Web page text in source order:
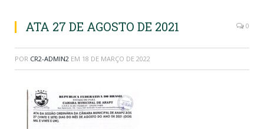
ATA 27 DE AGOSTO DE 2021 0
POR CR2-ADMIN2 EM 18 DE MARÇO DE 2022